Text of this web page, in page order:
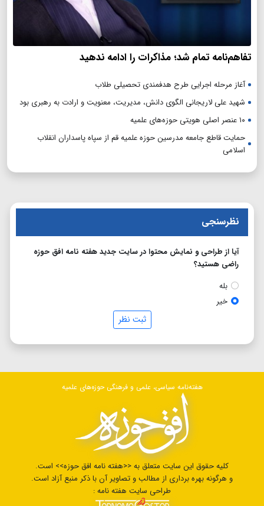
تفاهم‌نامه تمام شد؛ مذاکرات را ادامه ندهید
آغاز مرحله اجرایی طرح هدفمندی تحصیلی طلاب
شهید علی لاریجانی الگوی دانش، مدیریت، معنویت و ارادت به رهبری بود
۱۰ عنصر اصلی هویتی حوزه‌های علمیه
حمایت قاطع جامعه مدرسین حوزه علمیه قم از سپاه پاسداران انقلاب
اسلامی
نظرسنجی
آیا از طراحی و نمایش محتوا در سایت جدید هفته نامه افق حوزه
راضی هستید؟
بله
خیر
ثبت نظر
هفته‌نامه سیاسی، علمی و فرهنگی حوزه‌های علمیه
کلیه حقوق این سایت متعلق به <<هفته نامه افق حوزه>> است.
و هرگونه بهره برداری از مطالب و تصاویر آن با ذکر منبع آزاد است.
طراحی سایت هفته نامه :